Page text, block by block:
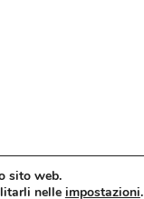
sviluppato dadm3
sito web.
nelle impostazioni.